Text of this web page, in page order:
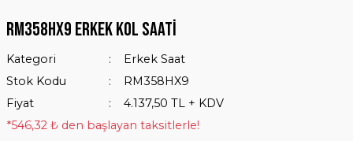
Rm358hx9 Erkek Kol Saati
Kategori
Erkek Saat
Stok Kodu
RM358HX9
Fiyat
4.137,50 TL + KDV
*546,32 ₺ den başlayan taksitlerle!